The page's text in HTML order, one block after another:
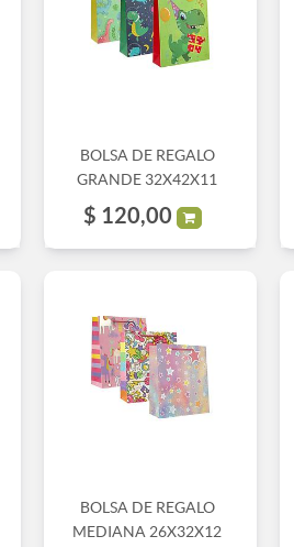
BOLSA DE REGALO
GRANDE 32X42X11
$ 120,00
BOLSA DE REGALO
MEDIANA 26X32X12